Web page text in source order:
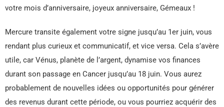
votre mois d’anniversaire, joyeux anniversaire, Gémeaux !
Mercure transite également votre signe jusqu’au 1er juin, vous
rendant plus curieux et communicatif, et vice versa. Cela s’avère
utile, car Vénus, planète de l’argent, dynamise vos finances
durant son passage en Cancer jusqu’au 18 juin. Vous aurez
probablement de nouvelles idées ou opportunités pour générer
des revenus durant cette période, ou vous pourriez acquérir des